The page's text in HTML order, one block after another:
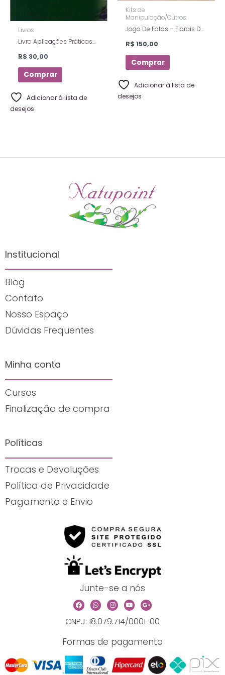
Livros
Livro Aplicações Práticas
Germain – Prosperidade –
Eliane Locks
R$ 30,00
Comprar
Adicionar à lista de
desejos
Kits de
Manipulação/Outros
Jogo De Fotos – Florais De
R$ 150,00
Comprar
Adicionar à lista de
desejos
Institucional
Blog
Contato
Nosso Espaço
Dúvidas Frequentes
Minha conta
Cursos
Finalização de compra
Políticas
Trocas e Devoluções
Política de Privacidade
Pagamento e Envio
Junte-se a nós
F
a
e
b
o
k
W
h
t
s
p
I
n
t
a
r
a
m
Y
o
t
u
e
G
o
g
-
p
u
s
-
CNPJ: 18.079.714/0001-00
Formas de pagamento